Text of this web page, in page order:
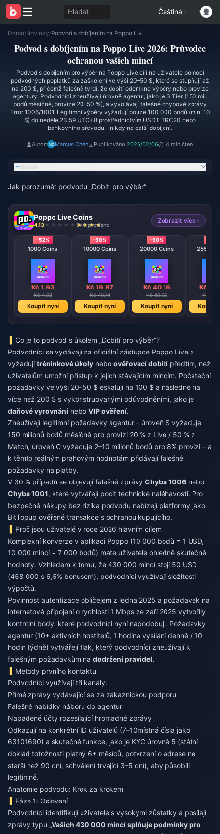
Hledat Čeština /
Domů/Novinky/ Podvod s dobíjením na Poppo Live 2026: Průvodce ochranou vašich mincí
Podvod s dobíjením na Poppo Live 2026: Průvodce
ochranou vašich mincí
Podvod s dobíjením pro výběr na Poppo Live cílí na uživatele pomocí
podvodných poplatků za zaškolení ve výši 20–50 $, které se stupňují až
na 200 $, přičemž falešně tvrdí, že dobití odemkne výběry nebo provize
agentury. Podvodníci zneužívají úrovně agentur, jako je S Tier (150 mil.
bodů měsíčně, provize 20–50 %), a vyvolávají falešné chybové zprávy
Error 1006/1001. Legitimní výběry vyžadují pouze 100 000 bodů (min. 10
$) do neděle 23:59 UTC+8 prostřednictvím USDT TRC20 nebo
bankovního převodu – nikdy ne další dobíjení.
Autor: Marcus Chen Publikováno:2026/02/06 14 min čtení
Obsah
Jak porozumět podvodu „Dobití pro výběr“
Poppo Live Coins
4.13 846 prodáno
Zobrazit více ›
-52%
1000 Coins
Kč 1.93
Kč 4.02
Koupit nyní
-50%
10000 Coins
Kč 19.97
Kč 40.14
Koupit nyní
-50%
20000 Coins
Kč 40.16
Kč 80.30
Koupit nyní
25500
Kč
Kč
Koupit
Co je to podvod s úkolem „Dobití pro výběr“?
Podvodníci se vydávají za oficiální zástupce Poppo Live a
vyžadujítréninkové úkoly nebo ověřovací dobití předtím, než
uživatelům umožní přístup k jejich stávajícím mincím. Počáteční
požadavky ve výši 20–50 $ eskalují na 100 $ a následně na
více než 200 $ s vykonstruovanými odůvodněními, jako je
daňové vyrovnání nebo VIP ověření.
Zneužívají legitimní požadavky agentur – úroveň S vyžaduje
150 milionů bodů měsíčně pro provizi 20 % z Live / 50 % z
Match, úroveň C vyžaduje 2–10 milionů bodů pro 8% provizi – a
k těmto reálným prahovým hodnotám přidávají falešné
požadavky na platby.
V 30 % případů se objevují falešné zprávy Chyba 1006 nebo
Chyba 1001, které vytvářejí pocit technické naléhavosti. Pro
bezpečné nákupy bez rizika podvodu nabízejí platformy jako
BitTopup ověřené transakce s ochranou kupujícího.
Proč jsou uživatelé v roce 2026 hlavním cílem
Komplexní konverze v aplikaci Poppo (10 000 bodů = 1 USD,
10 000 mincí = 7 000 bodů) mate uživatele ohledně skutečné
hodnoty. Vzhledem k tomu, že 430 000 mincí stojí 50 USD
(458 000 s 6,5% bonusem), podvodníci využívají složitosti
výpočtů.
Povinnost autentizace obličejem z ledna 2025 a požadavek na
internetové připojení o rychlosti 1 Mbps ze září 2025 vytvořily
kontrolní body, které podvodníci nyní napodobují. Požadavky
agentur (10+ aktivních hostitelů, 1 hodina vysílání denně / 10
hodin týdně) vytvářejí tlak, který podvodníci zneužívají k
falešným požadavkům na dodržení pravidel.
Metody prvního kontaktu
Podvodníci využívají tři kanály:
Přímé zprávy vydávající se za zákaznickou podporu
Falešné nabídky náboru do agentur
Napadené účty rozesílající hromadné zprávy
Odkazují na konkrétní ID uživatelů (7–10místná čísla jako
63101690) a skutečné funkce, jako je KYC úrovně 5 (státní
doklad totožnosti platný 6+ měsíců, potvrzení o adrese ne
starší než 90 dní, schválení trvající 3–5 dní), aby působili
legitimně.
Anatomie podvodu: Krok za krokem
Fáze 1: Oslovení
Podvodníci identifikují uživatele s vysokými zůstatky a posílají
zprávy typu „Vašich 430 000 mincí splňuje podmínky pro